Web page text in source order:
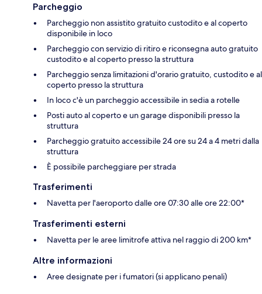
Parcheggio
Parcheggio non assistito gratuito custodito e al coperto
disponibile in loco
Parcheggio con servizio di ritiro e riconsegna auto gratuito
custodito e al coperto presso la struttura
Parcheggio senza limitazioni d'orario gratuito, custodito e al
coperto presso la struttura
In loco c'è un parcheggio accessibile in sedia a rotelle
Posti auto al coperto e un garage disponibili presso la
struttura
Parcheggio gratuito accessibile 24 ore su 24 a 4 metri dalla
struttura
È possibile parcheggiare per strada
Trasferimenti
Navetta per l'aeroporto dalle ore 07:30 alle ore 22:00*
Trasferimenti esterni
Navetta per le aree limitrofe attiva nel raggio di 200 km*
Altre informazioni
Aree designate per i fumatori (si applicano penali)